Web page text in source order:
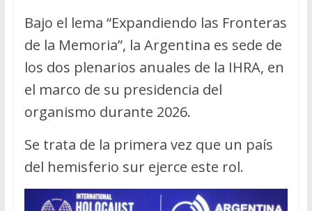
Bajo el lema “Expandiendo las Fronteras
de la Memoria”, la Argentina es sede de
los dos plenarios anuales de la IHRA, en
el marco de su presidencia del
organismo durante 2026.
Se trata de la primera vez que un país
del hemisferio sur ejerce este rol.